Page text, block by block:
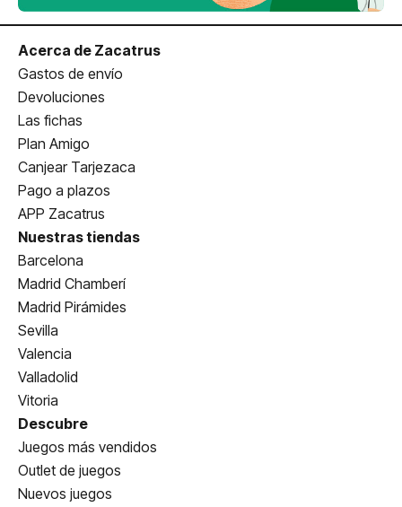
Acerca de Zacatrus
Gastos de envío
Devoluciones
Las fichas
Plan Amigo
Canjear Tarjezaca
Pago a plazos
APP Zacatrus
Nuestras tiendas
Barcelona
Madrid Chamberí
Madrid Pirámides
Sevilla
Valencia
Valladolid
Vitoria
Descubre
Juegos más vendidos
Outlet de juegos
Nuevos juegos